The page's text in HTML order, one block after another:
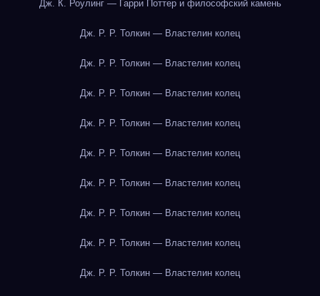
Дж. К. Роулинг — Гарри Поттер и философский камень
Дж. Р. Р. Толкин — Властелин колец
Дж. Р. Р. Толкин — Властелин колец
Дж. Р. Р. Толкин — Властелин колец
Дж. Р. Р. Толкин — Властелин колец
Дж. Р. Р. Толкин — Властелин колец
Дж. Р. Р. Толкин — Властелин колец
Дж. Р. Р. Толкин — Властелин колец
Дж. Р. Р. Толкин — Властелин колец
Дж. Р. Р. Толкин — Властелин колец